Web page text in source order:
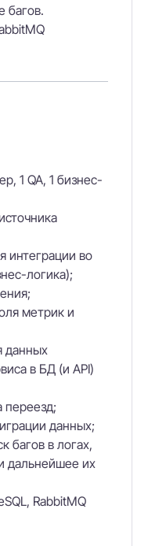
багов.
1 QA, 1 бизнес-
интеграции во
логика);
метрик и
данных
в БД (и API)
переезд;
данных;
багов в логах,
дальнейшее их
RabbitMQ